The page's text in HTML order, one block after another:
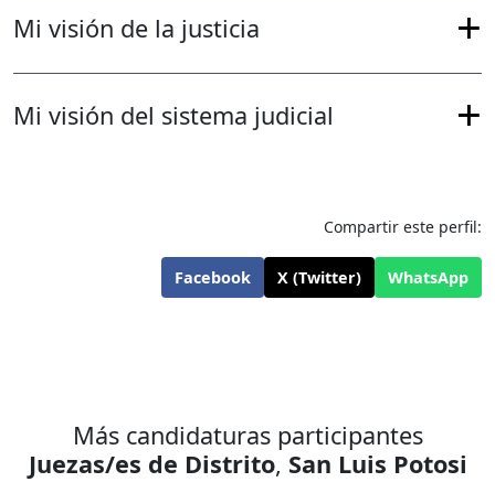
Mi visión de la justicia
Mi visión del sistema judicial
Compartir este perfil:
Facebook X (Twitter) WhatsApp
Más candidaturas participantes
Juezas/es de Distrito, San Luis Potosi